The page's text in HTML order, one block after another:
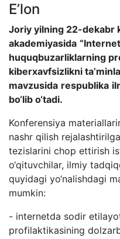
E’lon
Joriy yilning 22-dekabr
akademiyasida
huquqbuzarliklarning
kiberxavfsizlikni
mavzusida respublika
bo‘lib o‘tadi.
Konferensiya
nashr qilish
tezislarini chop ettirish
o‘qituvchilar, ilmiy
quyidagi yo‘nalishdagi
mumkin:
- internetda sodir
profilaktikasining